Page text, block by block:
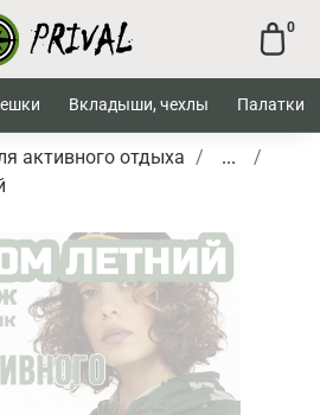
0
Вкладыши, чехлы Палатки
активного отдыха
...